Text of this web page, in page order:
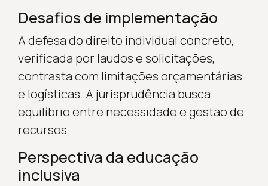
Desafios de implementação
A defesa do direito individual concreto,
verificada por laudos e solicitações,
contrasta com limitações orçamentárias
e logísticas. A jurisprudência busca
equilíbrio entre necessidade e gestão de
recursos.
Perspectiva da educação
inclusiva